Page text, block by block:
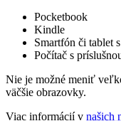
Pocketbook
Kindle
Smartfón či tablet
Počítač s
Nie je možné meniť
väčšie obrazovky.
Viac informácií v našich